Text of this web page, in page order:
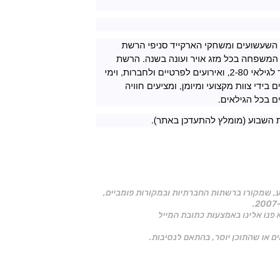
ומשחקי הארקייד סניפי הרשת
המשפחה בכל מזג אויר ועונה בשנה. הרשת
מציעה מגוון רחב של אטרקציות ושדרות משחקי ארקייד לגילאי 2-80, ואירועים לפרטיים ולחברות, וימי
צוות מקצועי ומיומן, ומציעים חוויה
בכל הגילאים.
שמקורו ברשתות החברתיות ובמקורות פומביים,
אלינו באמצעות כתובת המייל
או שהתוכן יוסר, בהתאם לנסיבות.